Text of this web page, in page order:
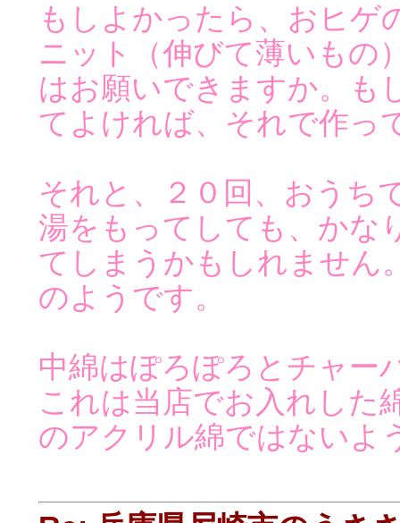
もしよかったら、おヒゲ
ニット（伸びて薄いもの
はお願いできますか。も
てよければ、それで作っ
それと、２０回、おうち
湯をもってしても、かな
てしまうかもしれません
のようです。
中綿はぽろぽろとチャー
これは当店でお入れし
のアクリル綿ではないよ